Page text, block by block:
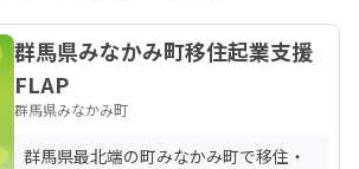
群馬県みなかみ町移住起業支援
FLAP
群馬県みなかみ町
群馬県最北端の町みなかみ町で移住・